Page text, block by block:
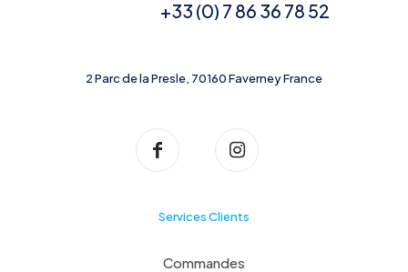
+33 (0) 7 86 36 78 52
2 Parc de la Presle, 70160 Faverney France
Services Clients
Commandes